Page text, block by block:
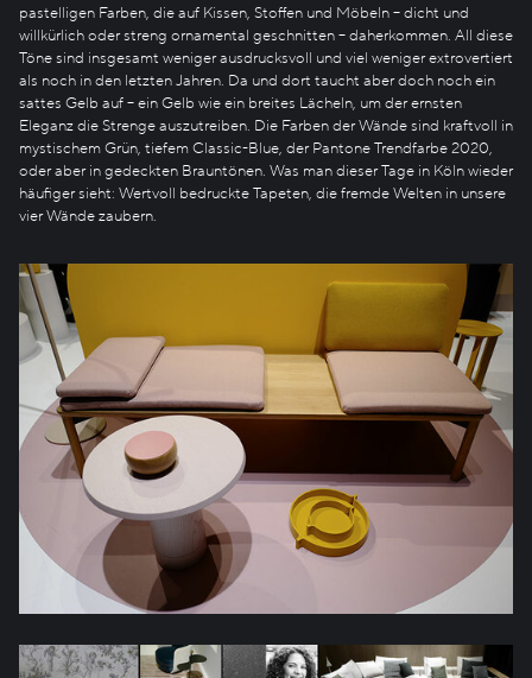
pastelligen Farben, die auf Kissen, Stoffen und Möbeln – dicht und
willkürlich oder streng ornamental geschnitten – daherkommen. All diese
Töne sind insgesamt weniger ausdrucksvoll und viel weniger extrovertiert
als noch in den letzten Jahren. Da und dort taucht aber doch noch ein
sattes Gelb auf – ein Gelb wie ein breites Lächeln, um der ernsten
Eleganz die Strenge auszutreiben. Die Farben der Wände sind kraftvoll in
mystischem Grün, tiefem Classic-Blue, der Pantone Trendfarbe 2020,
oder aber in gedeckten Brauntönen. Was man dieser Tage in Köln wieder
häufiger sieht: Wertvoll bedruckte Tapeten, die fremde Welten in unsere
vier Wände zaubern.